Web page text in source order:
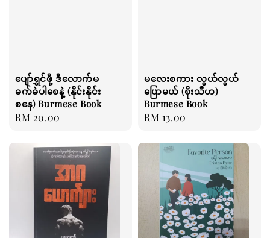
ပျော်ရွှင်ဖို့ ဒီလောက်မ
ခက်ခဲပါစေနဲ့ (နိုင်းနိုင်း
စနေ) Burmese Book
Regular
RM 20.00
မလေးစကား လွယ်လွယ်
ပြောမယ် (စိုးသီဟ)
Burmese Book
Regular
RM 13.00